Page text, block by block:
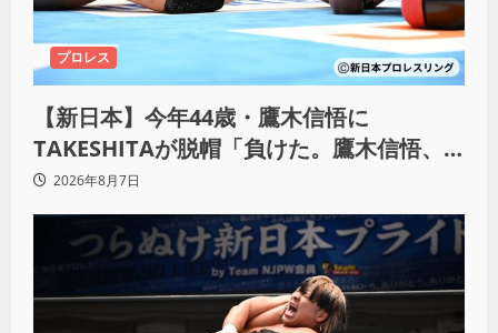
プロレス
【新日本】今年44歳・鷹木信悟に
TAKESHITAが脱帽「負けた。鷹木信悟、
強いわ！」
2026年8月7日